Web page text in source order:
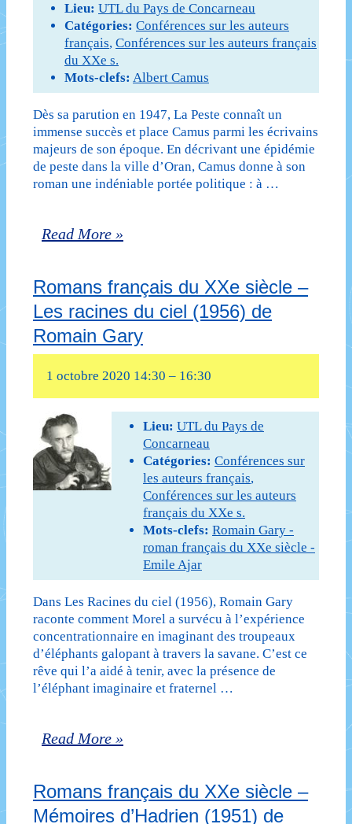
LE
SANG
NOIR
(1935)
DE
LOUIS
GUILLOUX
Lieu: UTL du Pays de Concarneau
Catégories: Conférences sur les auteurs
français, Conférences sur les auteurs français
du XXe s.
Mots-clefs: Albert Camus
Dès sa parution en 1947, La Peste connaît un
immense succès et place Camus parmi les écrivains
majeurs de son époque. En décrivant une épidémie
de peste dans la ville d’Oran, Camus donne à son
roman une indéniable portée politique : à …
Romans
du
XXe
siècle
La
Peste
(1947)
d’Albert
Read More »
Romans français du XXe siècle –
Les racines du ciel (1956) de
Romain Gary
1 octobre 2020 14:30 – 16:30
Lieu: UTL du Pays de
Concarneau
Catégories: Conférences sur
les auteurs français,
Conférences sur les auteurs
français du XXe s.
Mots-clefs: Romain Gary -
roman français du XXe siècle -
Emile Ajar
Dans Les Racines du ciel (1956), Romain Gary
raconte comment Morel a survécu à l’expérience
concentrationnaire en imaginant des troupeaux
d’éléphants galopant à travers la savane. C’est ce
rêve qui l’a aidé à tenir, avec la présence de
l’éléphant imaginaire et fraternel …
Romans
du
Read More »
Romans français du XXe siècle –
Mémoires d’Hadrien (1951) de